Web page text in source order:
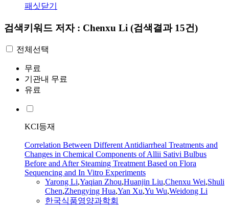
패싯닫기
검색키워드 저자 : Chenxu Li (검색결과 15건)
전체선택
무료
기관내 무료
유료
KCI등재
Correlation Between Different Antidiarrheal Treatments and
Changes in Chemical Components of Allii Sativi Bulbus
Before and After Steaming Treatment Based on Flora
Sequencing and In Vitro Experiments
Yarong Li,Yaqian Zhou,Huanjin Liu,Chenxu Wei,Shuli
Chen,Zhengying Hua,Yan Xu,Yu Wu,Weidong Li
한국식품영양과학회